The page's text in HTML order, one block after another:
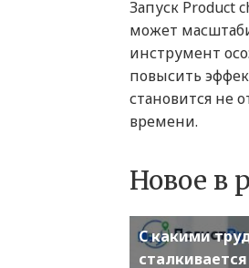
Запуск Product
может
инструмент
повысить
становится не
времени.
Новое в
С какими